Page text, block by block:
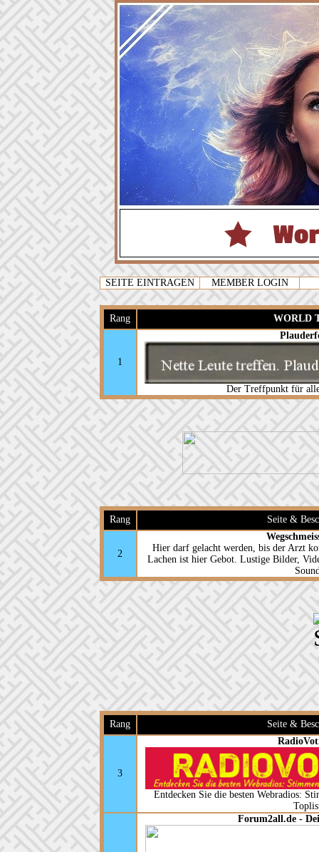
SEITE EINTRAGEN MEMBER LOGIN
Rang WORLD
1
Der Treffpunkt für
Rang Seite &
2
Hier darf gelacht werden, bis der Arzt
Lachen ist hier Gebot. Lustige Bilder,
Rang Seite &
3
Entdecken Sie die besten Webradios:
Forum2all.de -